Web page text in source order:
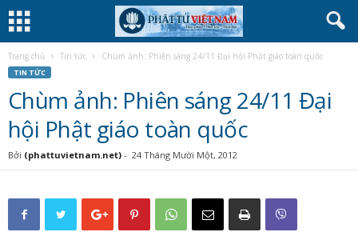
Trang chủ Tin tức Chùm ảnh: Phiên sáng 24/11 Đại hội Phật giáo toàn quốc
TIN TỨC
Chùm ảnh: Phiên sáng 24/11 Đại
hội Phật giáo toàn quốc
Bởi (phattuvietnam.net) - 24 Tháng Mười Một, 2012